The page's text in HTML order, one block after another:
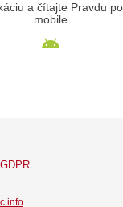
a čítajte Pravdu
mobile
GDPR
info.